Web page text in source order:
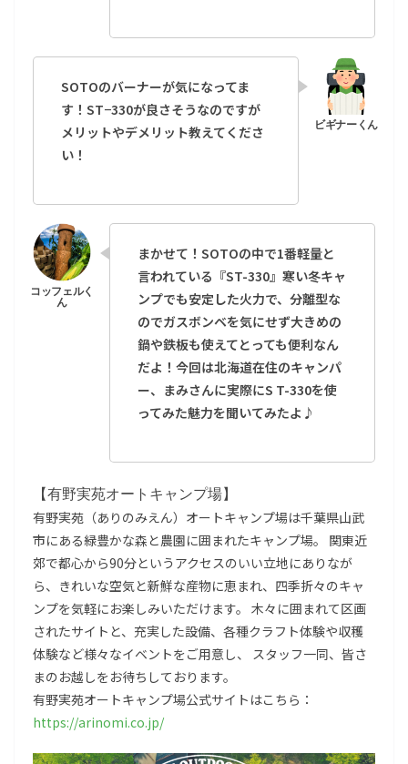
SOTOのバーナーが気になってま
す！ST−330が良さそうなのですが
メリットやデメリット教えてくださ
い！
まかせて！SOTOの中で1番軽量と
言われている『ST-330』寒い冬キャ
ンプでも安定した火力で、分離型な
のでガスボンベを気にせず大きめの
鍋や鉄板も使えてとっても便利なん
だよ！今回は北海道在住のキャンパ
ー、まみさんに実際にS T-330を使
ってみた魅力を聞いてみたよ♪
【有野実苑オートキャンプ場】
有野実苑（ありのみえん）オートキャンプ場は千葉県山武
市にある緑豊かな森と農園に囲まれたキャンプ場。 関東近
郊で都心から90分というアクセスのいい立地にありなが
ら、きれいな空気と新鮮な産物に恵まれ、四季折々のキャ
ンプを気軽にお楽しみいただけます。 木々に囲まれて区画
されたサイトと、充実した設備、各種クラフト体験や収穫
体験など様々なイベントをご用意し、 スタッフ一同、皆さ
まのお越しをお待ちしております。
有野実苑オートキャンプ場公式サイトはこちら：
https://arinomi.co.jp/